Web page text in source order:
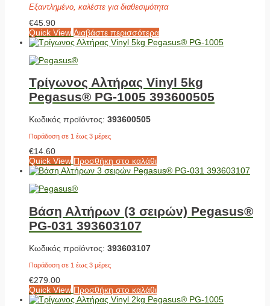
Εξαντλημένο, καλέστε για διαθεσιμότητα
€45.90
Quick View Διαβάστε περισσότερα
Τρίγωνος Αλτήρας Vinyl 5kg
Pegasus® PG-1005 393600505
Κωδικός προϊόντος: 393600505
Παράδοση σε 1 έως 3 μέρες
€14.60
Quick View Προσθήκη στο καλάθι
Βάση Αλτήρων (3 σειρών) Pegasus®
PG-031 393603107
Κωδικός προϊόντος: 393603107
Παράδοση σε 1 έως 3 μέρες
€279.00
Quick View Προσθήκη στο καλάθι